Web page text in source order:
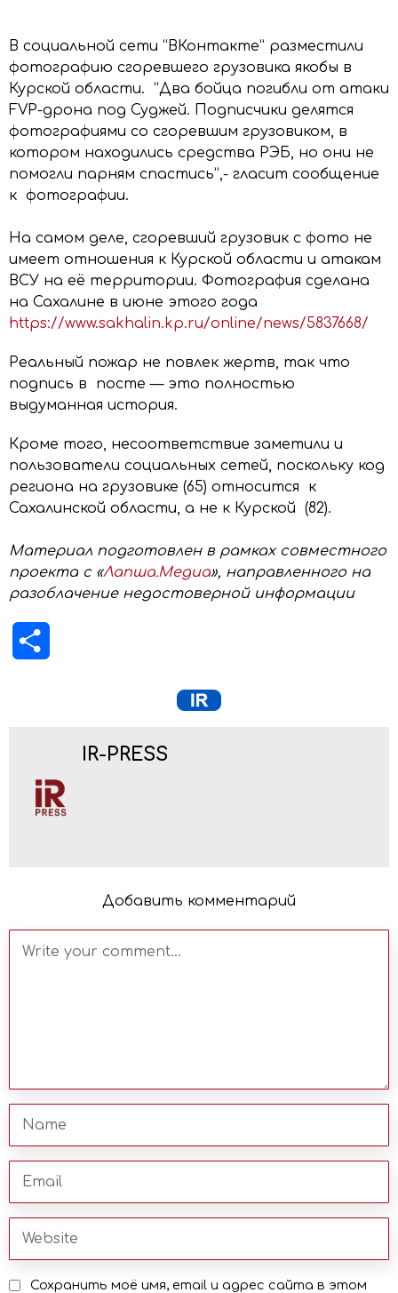
В социальной сети “ВКонтакте” разместили
фотографию сгоревшего грузовика якобы в
Курской области. “Два бойца погибли от атаки
FVP-дрона под Суджей. Подписчики делятся
фотографиями со сгоревшим грузовиком, в
котором находились средства РЭБ, но они не
помогли парням спастись”,- гласит сообщение
к фотографии.
На самом деле, сгоревший грузовик с фото не
имеет отношения к Курской области и атакам
ВСУ на её территории. Фотография сделана
на Сахалине в июне этого года
https://www.sakhalin.kp.ru/online/news/5837668/
Реальный пожар не повлек жертв, так что
подпись в посте — это полностью
выдуманная история.
Кроме того, несоответствие заметили и
пользователи социальных сетей, поскольку код
региона на грузовике (65) относится к
Сахалинской области, а не к Курской (82).
Материал подготовлен в рамках совместного
проекта с «Лапша.Медиа», направленного на
разоблачение недостоверной информации
IR-PRESS
Добавить комментарий
Сохранить моё имя, email и адрес сайта в этом